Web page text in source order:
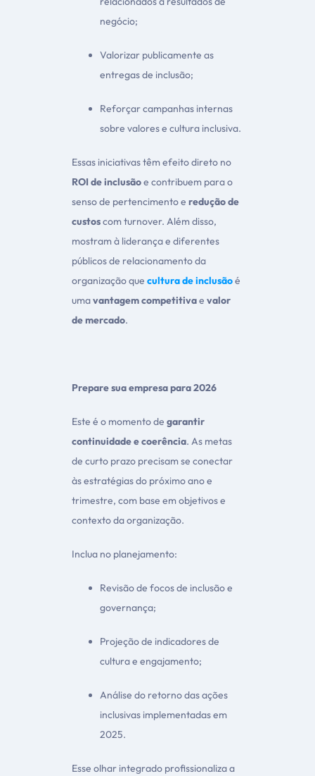
negócio;
Valorizar publicamente as
entregas de inclusão;
Reforçar campanhas internas
sobre valores e cultura inclusiva.
Essas iniciativas têm efeito direto no
ROI de inclusãoe contribuem para o
senso de pertencimento eredução de
custoscom turnover. Além disso,
mostram à liderança e diferentes
públicos de relacionamento da
organização quecultura de inclusãoé
umavantagem competitivae valor
de mercado.
Prepare sua empresa para 2026
Este é o momento degarantir
continuidade e coerência. As metas
de curto prazo precisam se conectar
às estratégias do próximo ano e
trimestre, com base em objetivos e
contexto da organização.
Inclua no planejamento:
Revisão de focos de inclusão e
governança;
Projeção de indicadores de
cultura e engajamento;
Análise do retorno das ações
inclusivas implementadas em
2025.
Esse olhar integrado profissionaliza a